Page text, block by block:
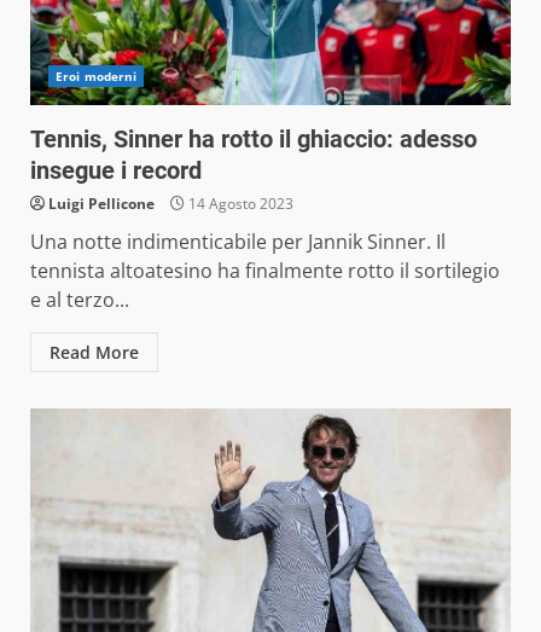
Eroi moderni
Tennis, Sinner ha rotto il ghiaccio: adesso
insegue i record
Luigi Pellicone 14 Agosto 2023
Una notte indimenticabile per Jannik Sinner. Il
tennista altoatesino ha finalmente rotto il sortilegio
e al terzo...
Read More